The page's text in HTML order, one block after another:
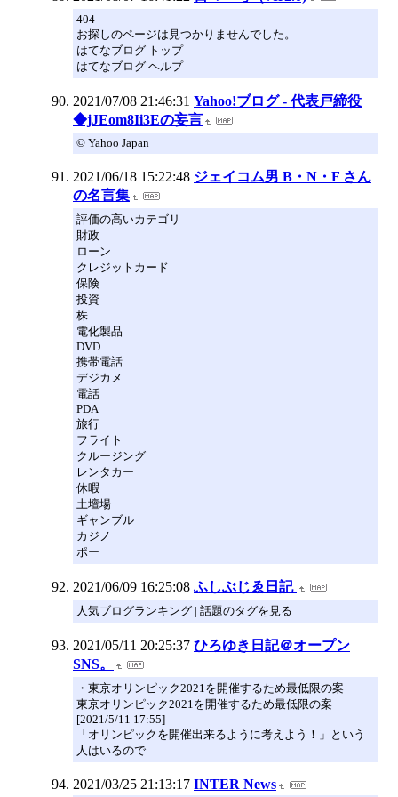
404
お探しのページは見つかりませんでした。
はてなブログ トップ
はてなブログ ヘルプ
2021/07/08 21:46:31 Yahoo!ブログ - 代表戸締役
◆jJEom8Ii3Eの妄言
© Yahoo Japan
2021/06/18 15:22:48 ジェイコム男 B・N・F さん
の名言集
評価の高いカテゴリ
財政
ローン
クレジットカード
保険
投資
株
電化製品
DVD
携帯電話
デジカメ
電話
PDA
旅行
フライト
クルージング
レンタカー
休暇
土壇場
ギャンブル
カジノ
ポー
2021/06/09 16:25:08 ふしぶじゑ日記
人気ブログランキング | 話題のタグを見る
2021/05/11 20:25:37 ひろゆき日記＠オープン
SNS。
・東京オリンピック2021を開催するため最低限の案
東京オリンピック2021を開催するため最低限の案
[2021/5/11 17:55]
「オリンピックを開催出来るように考えよう！」という
人はいるので
2021/03/25 21:13:17 INTER News